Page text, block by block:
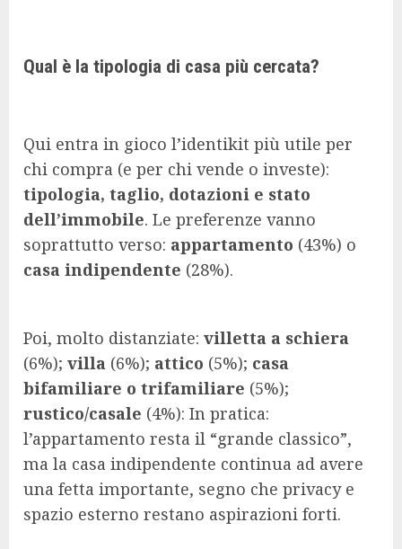
Qual è la tipologia di casa più cercata?
Qui entra in gioco l’identikit più utile per
chi compra (e per chi vende o investe):
tipologia, taglio, dotazioni e stato
dell’immobile. Le preferenze vanno
soprattutto verso: appartamento (43%) o
casa indipendente (28%).
Poi, molto distanziate: villetta a schiera
(6%); villa (6%); attico (5%); casa
bifamiliare o trifamiliare (5%);
rustico/casale (4%): In pratica:
l’appartamento resta il “grande classico”,
ma la casa indipendente continua ad avere
una fetta importante, segno che privacy e
spazio esterno restano aspirazioni forti.